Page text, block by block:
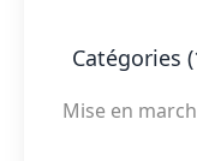
Catégories
Mise en